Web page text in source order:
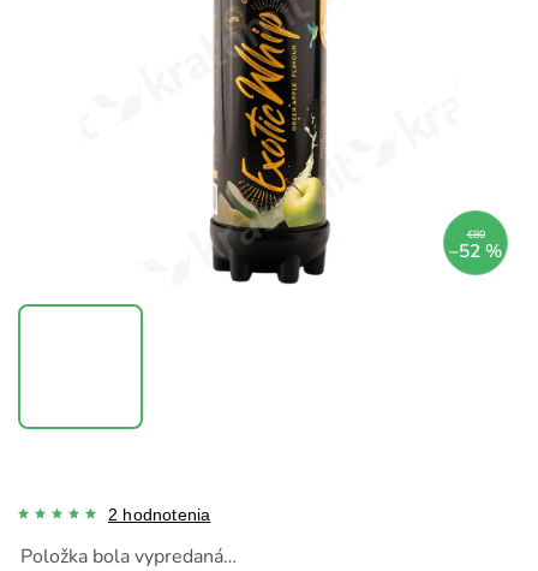
€80
–52 %
2 hodnotenia
Položka bola vypredaná…